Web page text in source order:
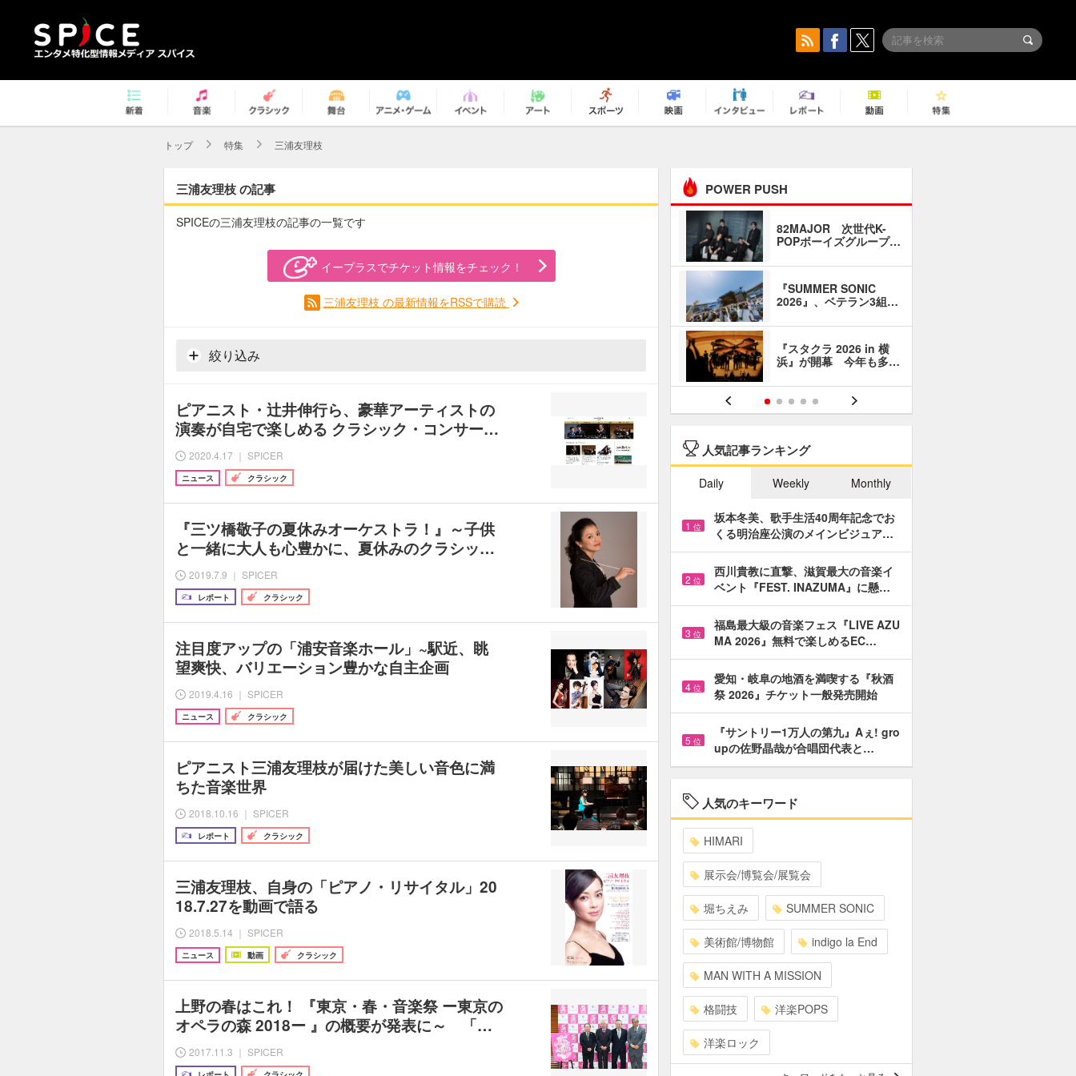
トップ 特集 三浦友理枝
三浦友理枝 の記事
SPICEの三浦友理枝の記事の一覧です
イープラスでチケット情報をチェック！
三浦友理枝 の最新情報をRSSで購読
絞り込み
ピアニスト・辻井伸行ら、豪華アーティストの
演奏が自宅で楽しめる クラシック・コンサー…
2020.4.17 ｜ SPICER
ニュース クラシック
『三ツ橋敬子の夏休みオーケストラ！』～子供
と一緒に大人も心豊かに、夏休みのクラシッ…
2019.7.9 ｜ SPICER
レポート クラシック
注目度アップの「浦安音楽ホール」~駅近、眺
望爽快、バリエーション豊かな自主企画
2019.4.16 ｜ SPICER
ニュース クラシック
ピアニスト三浦友理枝が届けた美しい音色に満
ちた音楽世界
2018.10.16 ｜ SPICER
レポート クラシック
三浦友理枝、自身の「ピアノ・リサイタル」20
18.7.27を動画で語る
2018.5.14 ｜ SPICER
ニュース 動画 クラシック
上野の春はこれ！ 『東京・春・音楽祭 ー東京の
オペラの森 2018ー 』の概要が発表に～ 「…
2017.11.3 ｜ SPICER
POWER PUSH
82MAJOR 次世代K-
POPボーイズグループ…
『SUMMER SONIC
2026』、ベテラン3組…
『スタクラ 2026 in 横
浜』が開幕 今年も多…
人気記事ランキング
Daily Weekly Monthly
1 位
坂本冬美、歌手生活40周年記念でお
くる明治座公演のメインビジュア…
2 位
西川貴教に直撃、滋賀最大の音楽イ
ベント『FEST. INAZUMA』に懸…
3 位
福島最大級の音楽フェス『LIVE AZU
MA 2026』無料で楽しめるEC…
4 位
愛知・岐阜の地酒を満喫する『秋酒
祭 2026』チケット一般発売開始
5 位
『サントリー1万人の第九』Aぇ! gro
upの佐野晶哉が合唱団代表と…
人気のキーワード
HIMARI
展示会/博覧会/展覧会
堀ちえみ SUMMER SONIC
美術館/博物館 indigo la End
MAN WITH A MISSION
格闘技 洋楽POPS
洋楽ロック